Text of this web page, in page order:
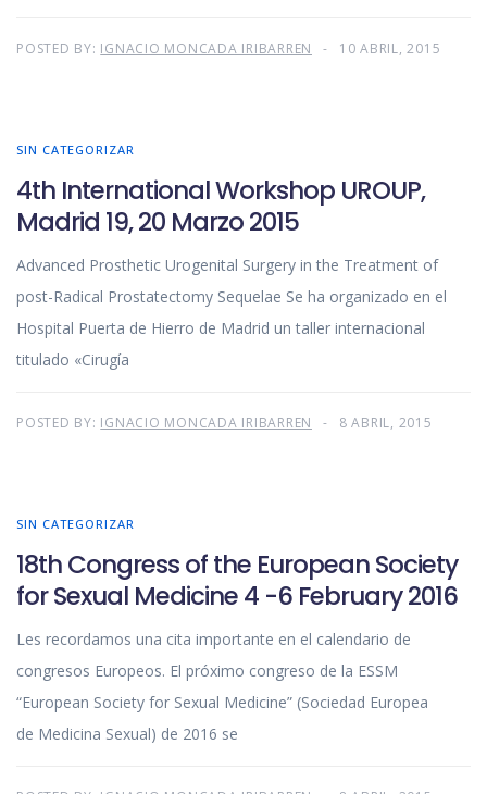
POSTED BY: IGNACIO MONCADA IRIBARREN 10 ABRIL, 2015
SIN CATEGORIZAR
4th International Workshop UROUP,
Madrid 19, 20 Marzo 2015
Advanced Prosthetic Urogenital Surgery in the Treatment of
post-Radical Prostatectomy Sequelae Se ha organizado en el
Hospital Puerta de Hierro de Madrid un taller internacional
titulado «Cirugía
POSTED BY: IGNACIO MONCADA IRIBARREN 8 ABRIL, 2015
SIN CATEGORIZAR
18th Congress of the European Society
for Sexual Medicine 4 -6 February 2016
Les recordamos una cita importante en el calendario de
congresos Europeos. El próximo congreso de la ESSM
“European Society for Sexual Medicine” (Sociedad Europea
de Medicina Sexual) de 2016 se